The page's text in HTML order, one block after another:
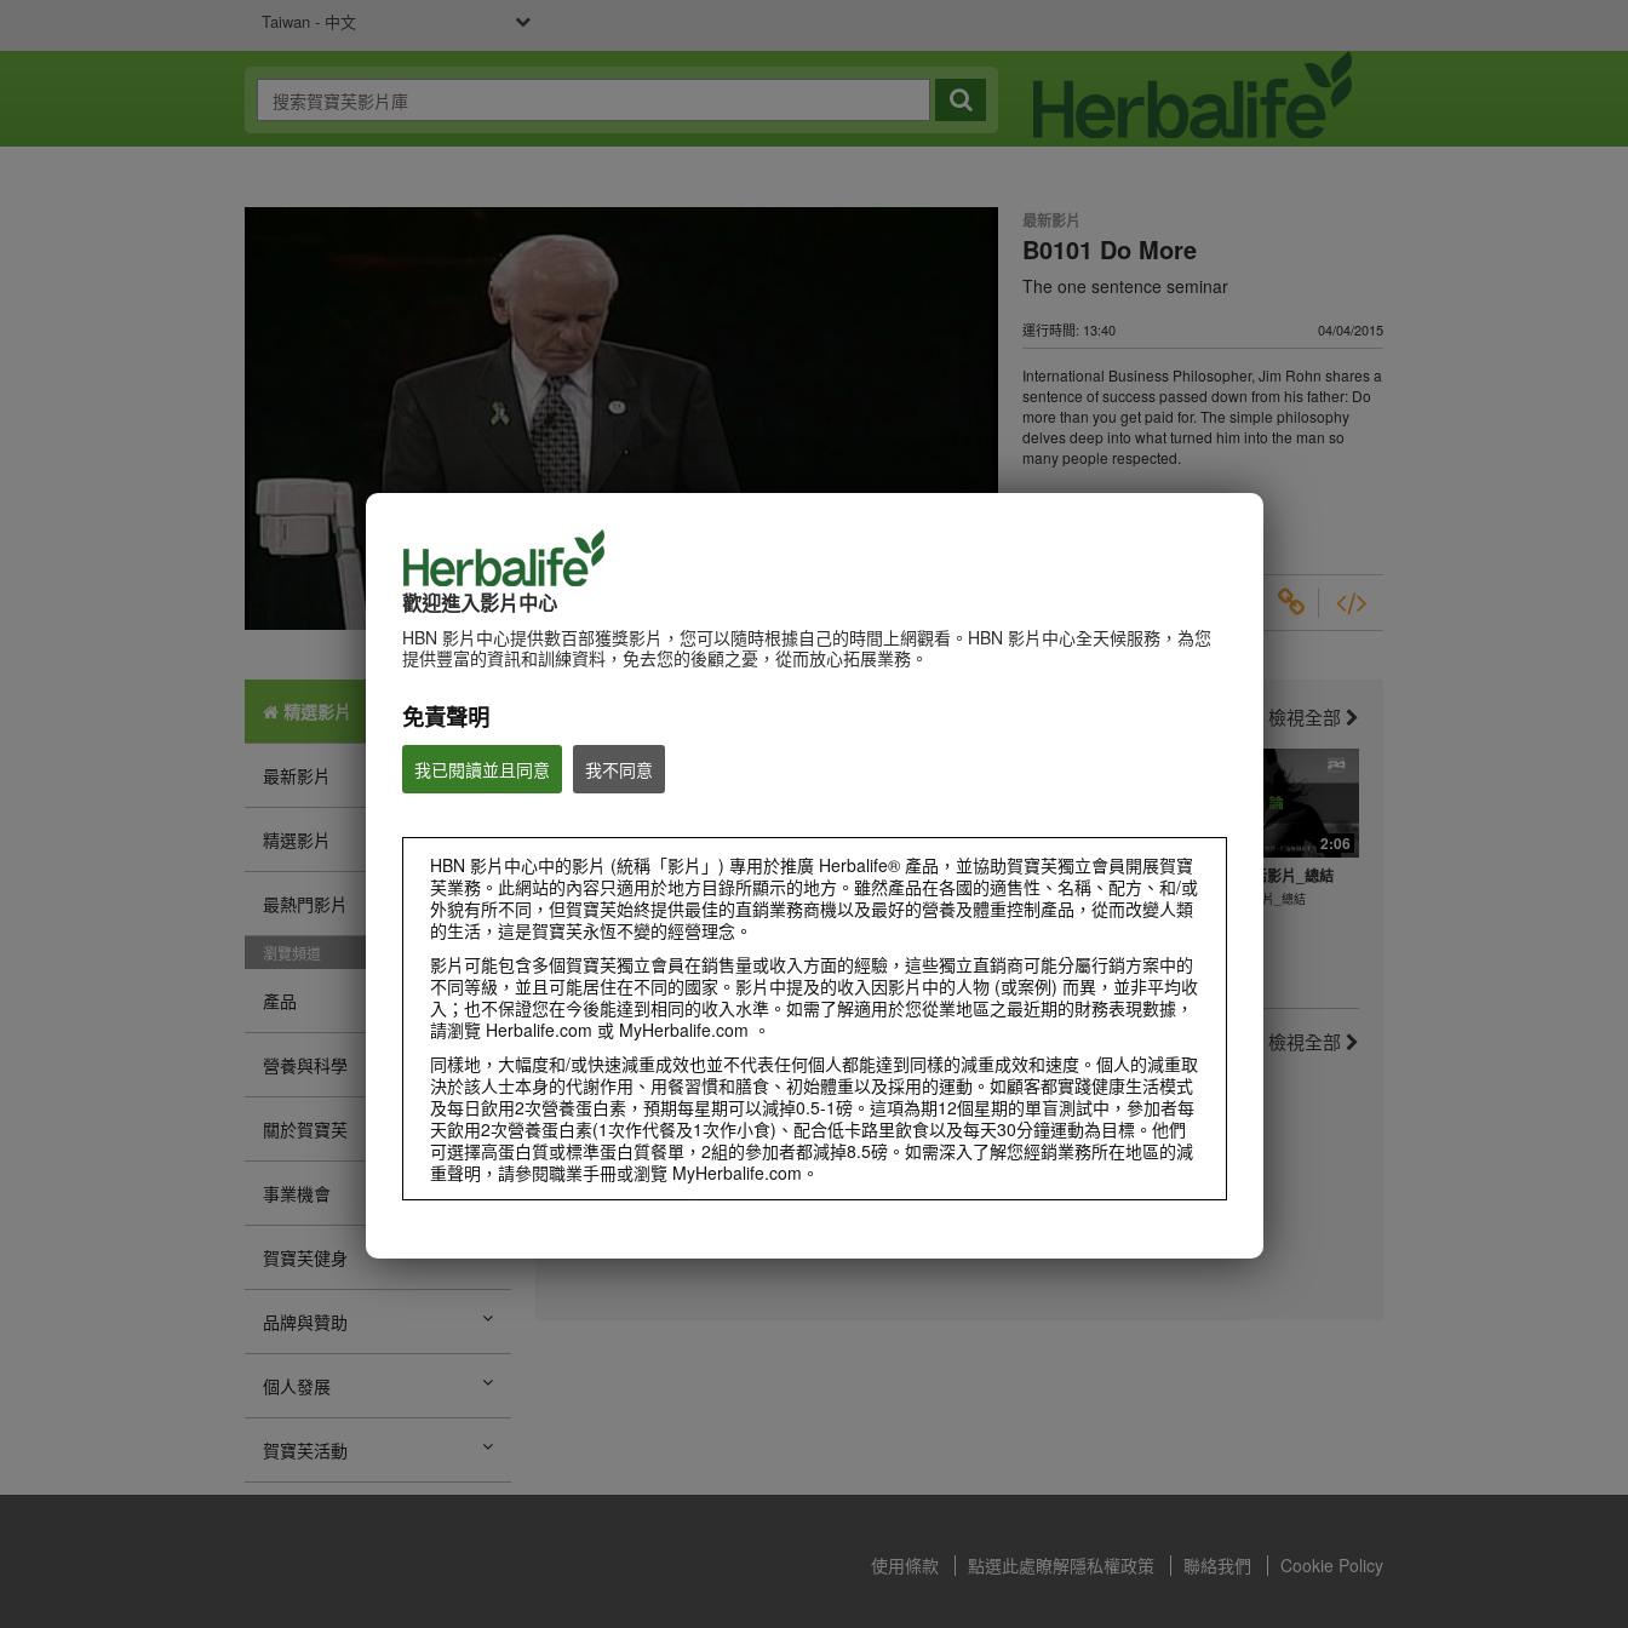
Taiwan - 中文
歡迎進入影片中心
HBN 影片中心提供數百部獲獎影片，您可以隨時根據自己的時間上網觀看。HBN 影片中心全天候服務，為您
提供豐富的資訊和訓練資料，免去您的後顧之憂，從而放心拓展業務。
免責聲明
我已閱讀並且同意 我不同意
HBN 影片中心中的影片 (統稱「影片」) 專用於推廣 Herbalife® 產品，並協助賀寶芙獨立會員開展賀寶
芙業務。此網站的內容只適用於地方目錄所顯示的地方。雖然產品在各國的適售性、名稱、配方、和/或
外貌有所不同，但賀寶芙始終提供最佳的直銷業務商機以及最好的營養及體重控制產品，從而改變人類
的生活，這是賀寶芙永恆不變的經營理念。
影片可能包含多個賀寶芙獨立會員在銷售量或收入方面的經驗，這些獨立直銷商可能分屬行銷方案中的
不同等級，並且可能居住在不同的國家。影片中提及的收入因影片中的人物 (或案例) 而異，並非平均收
入；也不保證您在今後能達到相同的收入水準。如需了解適用於您從業地區之最近期的財務表現數據，
請瀏覽 Herbalife.com 或 MyHerbalife.com 。
同樣地，大幅度和/或快速減重成效也並不代表任何個人都能達到同樣的減重成效和速度。個人的減重取
決於該人士本身的代謝作用、用餐習慣和膳食、初始體重以及採用的運動。如顧客都實踐健康生活模式
及每日飲用2次營養蛋白素，預期每星期可以減掉0.5-1磅。這項為期12個星期的單盲測試中，參加者每
天飲用2次營養蛋白素(1次作代餐及1次作小食)、配合低卡路里飲食以及每天30分鐘運動為目標。他們
可選擇高蛋白質或標準蛋白質餐單，2組的參加者都減掉8.5磅。如需深入了解您經銷業務所在地區的減
重聲明，請參閱職業手冊或瀏覽 MyHerbalife.com。
在開始任何減重計劃前，任何人都應該首先諮詢醫生意見。Herbalife® 產品只能輔助減重及控制體重，
在開始任何減重計劃前，任何人都應該首先諮詢醫生意見。Herbalife® 產品只能輔助減重及控制體重，
代全部膳食，每人每日最少要適度攝取一次正餐。
最新影片
B0101 Do More
The one sentence seminar
運行時間: 13:40 04/04/2015
International Business Philosopher, Jim Rohn shares a
sentence of success passed down from his father: Do
more than you get paid for. The simple philosophy
delves deep into what turned him into the man so
many people respected.
精選影片
最新影片
精選影片
最熱門影片
瀏覽頻道
產品
營養與科學
關於賀寶芙
事業機會
賀寶芙健身
品牌與贊助
個人發展
賀寶芙活動
檢視全部
3:27
營養專家揭密 健康早餐的好處
營養專家向您推薦#賀寶芙營養早
餐，不僅可以提供優質營養素、幫助
消化，幫助您的體重管理計畫及提振
精神。簡單的健康早餐組合
1:00
輕卡體控 從早餐開始
賀寶芙全方位營養早餐：簡單搭配
使用濃縮蘆薈汁、營養蛋白混合飲
養 幫助體重管理計畫、快速又方便
準備!
5:10
健康活躍新生活影片_運動前
伸展熱身示範
健康活躍新生活影片_運動前伸展
2:06
健康活躍新生活影片_總結
健康活躍新生活影片_總結
關於賀寶芙 檢視全部
1:30
直銷商宣導月領導人影片
使用條款 點選此處瞭解隱私權政策 聯絡我們 Cookie Policy